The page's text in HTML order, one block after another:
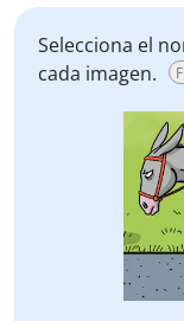
Selecciona el
cada imagen.